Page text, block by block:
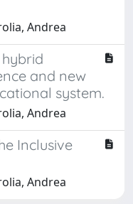
Andrea
and new
system.
Andrea
Inclusive
Andrea